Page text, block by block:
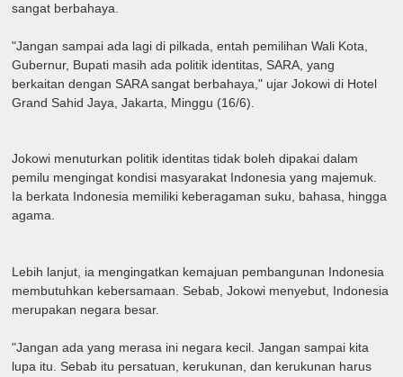
sangat berbahaya.
"Jangan sampai ada lagi di pilkada, entah pemilihan Wali Kota,
Gubernur, Bupati masih ada politik identitas, SARA, yang
berkaitan dengan SARA sangat berbahaya," ujar Jokowi di Hotel
Grand Sahid Jaya, Jakarta, Minggu (16/6).
Jokowi menuturkan politik identitas tidak boleh dipakai dalam
pemilu mengingat kondisi masyarakat Indonesia yang majemuk.
Ia berkata Indonesia memiliki keberagaman suku, bahasa, hingga
agama.
Lebih lanjut, ia mengingatkan kemajuan pembangunan Indonesia
membutuhkan kebersamaan. Sebab, Jokowi menyebut, Indonesia
merupakan negara besar.
"Jangan ada yang merasa ini negara kecil. Jangan sampai kita
lupa itu. Sebab itu persatuan, kerukunan, dan kerukunan harus